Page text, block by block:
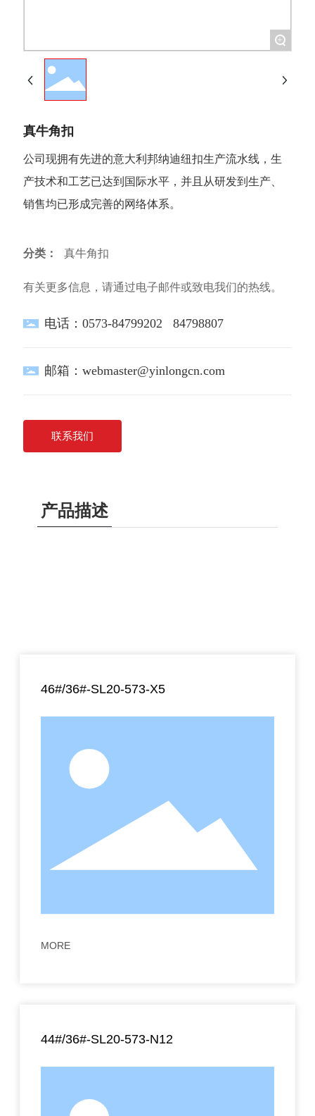
+
真牛角扣
公司现拥有先进的意大利邦纳迪纽扣生产流水线，生
产技术和工艺已达到国际水平，并且从研发到生产、
销售均已形成完善的网络体系。
分类： 真牛角扣
有关更多信息，请通过电子邮件或致电我们的热线。
电话：0573-84799202 84798807
邮箱：webmaster@yinlongcn.com
联系我们
产品描述
46#/36#-SL20-573-X5
MORE
44#/36#-SL20-573-N12